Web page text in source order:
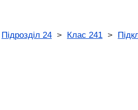
Підрозділ 24 > Клас 241 >